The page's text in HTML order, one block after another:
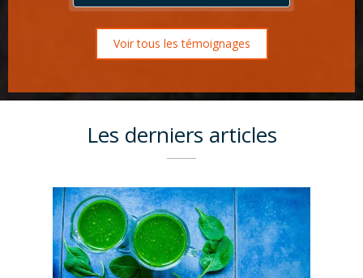
Voir tous les témoignages
Les derniers articles